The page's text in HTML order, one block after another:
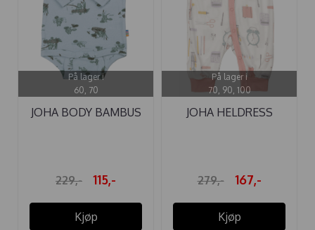
På lager i
60, 70
JOHA BODY BAMBUS
229,- 115,-
Kjøp
På lager i
70, 90, 100
JOHA HELDRESS
279,- 167,-
Kjøp